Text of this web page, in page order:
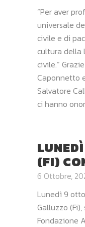
“Per aver
universale
civile e di
cultura della
civile.”
Caponnetto
Salvatore
ci hanno
(FI)
6 Ottobre,
Lunedì 9
Galluzzo
Fondazione